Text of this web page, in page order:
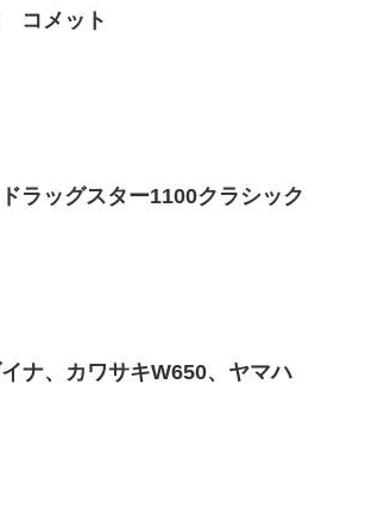
コメット
ラッグスター1100クラシック
ナ、カワサキW650、ヤマハ